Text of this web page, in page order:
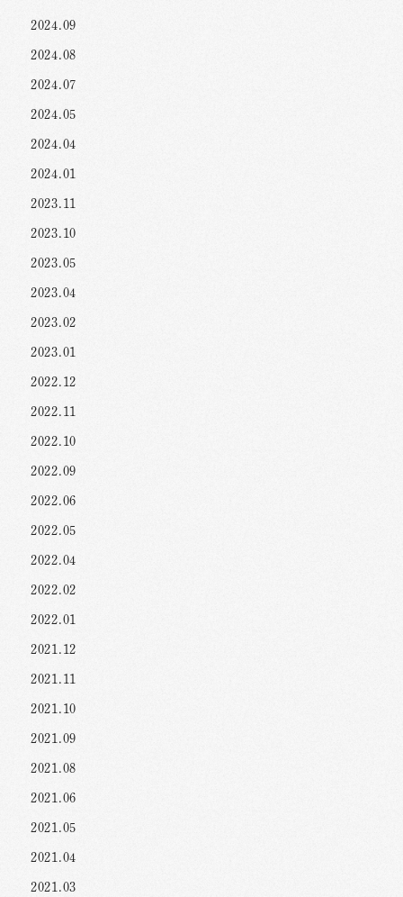
2024.09
2024.08
2024.07
2024.05
2024.04
2024.01
2023.11
2023.10
2023.05
2023.04
2023.02
2023.01
2022.12
2022.11
2022.10
2022.09
2022.06
2022.05
2022.04
2022.02
2022.01
2021.12
2021.11
2021.10
2021.09
2021.08
2021.06
2021.05
2021.04
2021.03